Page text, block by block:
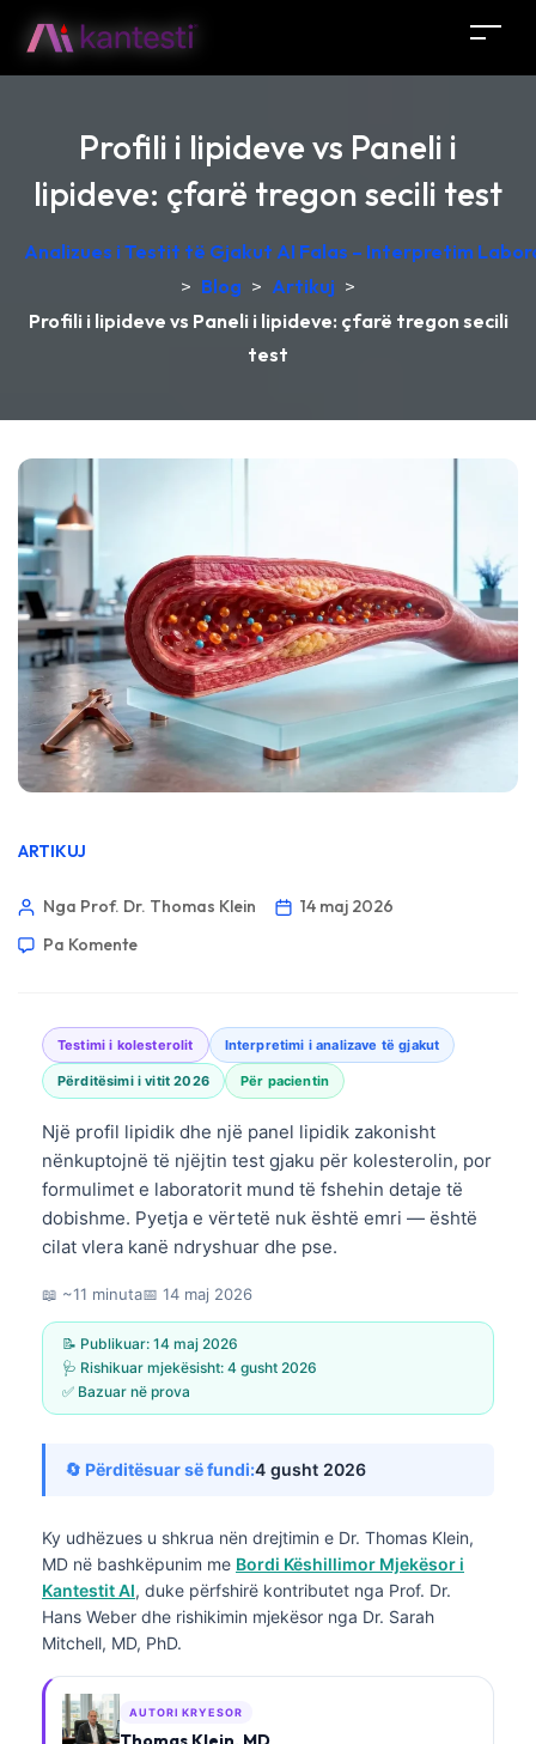
Profili i lipideve vs Paneli i
lipideve: çfarë tregon secili test
Analizues i Testit të Gjakut AI Falas – Interpretim
> Blog > Artikuj >
Profili i lipideve vs Paneli i lipideve: çfarë tregon secili
test
ARTIKUJ
Nga Prof. Dr. Thomas Klein
14 maj 2026
Pa Komente
Testimi i kolesterolit Interpretimi i analizave të gjakut
Përditësimi i vitit 2026 Për pacientin
Një profil lipidik dhe një panel lipidik zakonisht
nënkuptojnë të njëjtin test gjaku për kolesterolin, por
formulimet e laboratorit mund të fshehin detaje të
dobishme. Pyetja e vërtetë nuk është emri — është
cilat vlera kanë ndryshuar dhe pse.
📖 ~11 minuta📅 14 maj 2026
📝 Publikuar: 14 maj 2026
🩺 Rishikuar mjekësisht: 4 gusht 2026
✅ Bazuar në prova
🔄 Përditësuar së fundi:4 gusht 2026
Ky udhëzues u shkrua nën drejtimin e Dr. Thomas Klein,
MD në bashkëpunim me Bordi Këshillimor Mjekësor i
Kantestit AI, duke përfshirë kontributet nga Prof. Dr.
Hans Weber dhe rishikimin mjekësor nga Dr. Sarah
Mitchell, MD, PhD.
AUTORI KRYESOR